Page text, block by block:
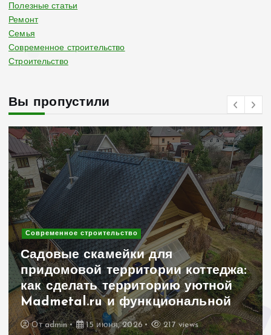
Полезные статьи
Ремонт
Семья
Современное строительство
Строительство
Вы пропустили
Современное строительство
Садовые скамейки для
придомовой территории коттеджа:
как сделать территорию уютной
Madmetal.ru и функциональной
Отadmin 15 июня, 2026 217 views